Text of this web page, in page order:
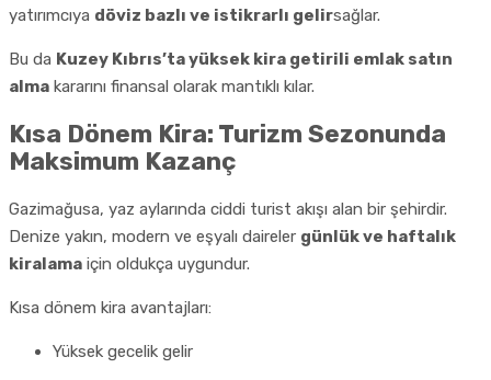
yatırımcıya döviz bazlı ve istikrarlı gelirsağlar.
Bu da Kuzey Kıbrıs’ta yüksek kira getirili emlak satın
alma kararını finansal olarak mantıklı kılar.
Kısa Dönem Kira: Turizm Sezonunda
Maksimum Kazanç
Gazimağusa, yaz aylarında ciddi turist akışı alan bir şehirdir.
Denize yakın, modern ve eşyalı daireler günlük ve haftalık
kiralama için oldukça uygundur.
Kısa dönem kira avantajları:
Yüksek gecelik gelir